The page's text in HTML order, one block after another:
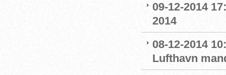
09-12-2014
2014
08-12-2014
Lufthavn